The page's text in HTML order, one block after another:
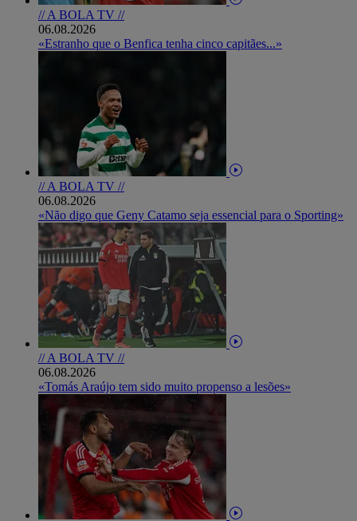
// A BOLA TV //
06.08.2026
«Estranho que o Benfica tenha cinco capitães...»
// A BOLA TV //
06.08.2026
«Não digo que Geny Catamo seja essencial para o Sporting»
// A BOLA TV //
06.08.2026
«Tomás Araújo tem sido muito propenso a lesões»